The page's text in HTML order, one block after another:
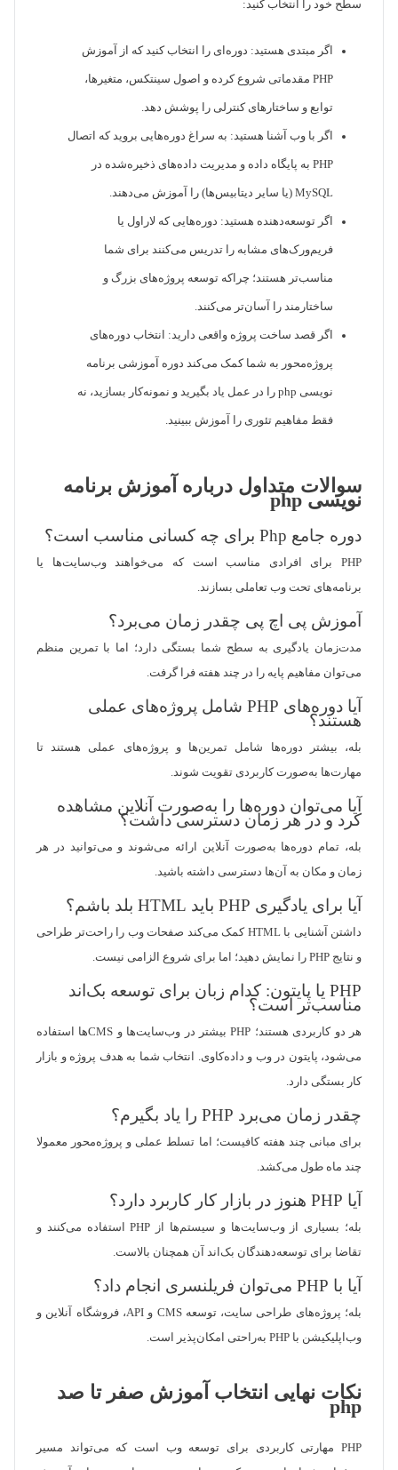
سطح خود را انتخاب کنید:
اگر مبتدی هستید: دوره‌ای را انتخاب کنید که از آموزش
PHP مقدماتی شروع کرده و اصول سینتکس، متغیرها،
توابع و ساختارهای کنترلی را پوشش دهد.
اگر با وب آشنا هستید: به سراغ دوره‌هایی بروید که اتصال
PHP به پایگاه داده و مدیریت داده‌های ذخیره‌شده در
MySQL (یا سایر دیتابیس‌ها) را آموزش می‌دهند.
اگر توسعه‌دهنده هستید: دوره‌هایی که لاراول یا
فریم‌ورک‌های مشابه را تدریس می‌کنند برای شما
مناسب‌تر هستند؛ چراکه توسعه پروژه‌های بزرگ و
ساختارمند را آسان‌تر می‌کنند.
اگر قصد ساخت پروژه واقعی دارید: انتخاب دوره‌های
پروژه‌محور به شما کمک می‌کند دوره آموزشی برنامه
نویسی php را در عمل یاد بگیرید و نمونه‌کار بسازید، نه
فقط مفاهیم تئوری را آموزش ببینید.
سوالات متداول درباره آموزش برنامه
نویسی php
دوره جامع Php برای چه کسانی مناسب است؟
PHP برای افرادی مناسب است که می‌خواهند وب‌سایت‌ها یا
برنامه‌های تحت وب تعاملی بسازند.
آموزش پی اچ پی چقدر زمان می‌برد؟
مدت‌زمان یادگیری به سطح شما بستگی دارد؛ اما با تمرین منظم
می‌توان مفاهیم پایه را در چند هفته فرا گرفت.
آیا دوره‌های PHP شامل پروژه‌های عملی
هستند؟
بله، بیشتر دوره‌ها شامل تمرین‌ها و پروژه‌های عملی هستند تا
مهارت‌ها به‌صورت کاربردی تقویت شوند.
آیا می‌توان دوره‌ها را به‌صورت آنلاین مشاهده
کرد و در هر زمان دسترسی داشت؟
بله، تمام دوره‌ها به‌صورت آنلاین ارائه می‌شوند و می‌توانید در هر
زمان و مکان به آن‌ها دسترسی داشته باشید.
آیا برای یادگیری PHP باید HTML بلد باشم؟
داشتن آشنایی با HTML کمک می‌کند صفحات وب را راحت‌تر طراحی
و نتایج PHP را نمایش دهید؛ اما برای شروع الزامی نیست.
PHP یا پایتون: کدام زبان برای توسعه بک‌اند
مناسب‌تر است؟
هر دو کاربردی هستند؛ PHP بیشتر در وب‌سایت‌ها و CMSها استفاده
می‌شود، پایتون در وب و داده‌کاوی. انتخاب شما به هدف پروژه و بازار
کار بستگی دارد.
چقدر زمان می‌برد PHP را یاد بگیرم؟
برای مبانی چند هفته کافیست؛ اما تسلط عملی و پروژه‌محور معمولا
چند ماه طول می‌کشد.
آیا PHP هنوز در بازار کار کاربرد دارد؟
بله؛ بسیاری از وب‌سایت‌ها و سیستم‌ها از PHP استفاده می‌کنند و
تقاضا برای توسعه‌دهندگان بک‌اند آن همچنان بالاست.
آیا با PHP می‌توان فریلنسری انجام داد؟
بله؛ پروژه‌های طراحی سایت، توسعه CMS و API، فروشگاه آنلاین و
وب‌اپلیکیشن با PHP به‌راحتی امکان‌پذیر است.
نکات نهایی انتخاب آموزش صفر تا صد
php
PHP مهارتی کاربردی برای توسعه وب است که می‌تواند مسیر